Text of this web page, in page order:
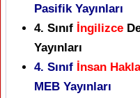
Pasifik Yayınları
4. Sınıf İngilizce
Yayınları
4. Sınıf İnsan
MEB Yayınları